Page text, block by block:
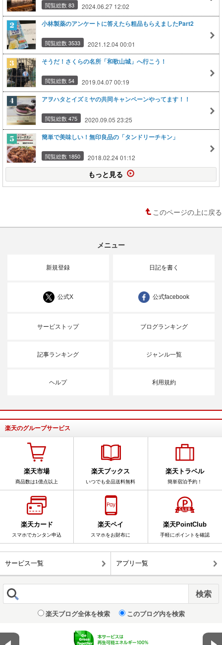
閲覧総数 83 2024.06.27 12:02
小林製薬のアンケートに答えたら粗品もらえましたPart2
閲覧総数 3533 2021.12.04 00:01
そうだ！さくらの名所「和歌山城」へ行こう！
閲覧総数 54 2019.04.07 00:19
アヲハタとイズミヤの共同キャンペーンやってます！！
閲覧総数 475 2020.09.05 23:25
簡単で美味しい！無印良品の「タンドリーチキン」
閲覧総数 1850 2018.02.24 01:12
もっと見る
このページの上に戻る
メニュー
新規登録 日記を書く
公式X 公式facebook
サービストップ ブログランキング
記事ランキング ジャンル一覧
ヘルプ 利用規約
楽天のグループサービス
楽天市場
商品数は1億点以上
楽天ブックス
いつでも全品送料無料
楽天トラベル
簡単宿泊予約！
楽天カード
スマホでカンタン申込
楽天ペイ
スマホをお財布に
楽天PointClub
手軽にポイントを確認
サービス一覧 アプリ一覧
楽天ブログ全体を検索 このブログ内を検索